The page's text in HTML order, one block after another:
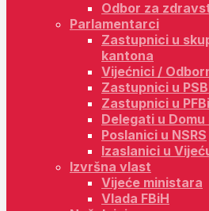
Odbor za
Parlamentarci
Zastupnici u
kantona
Vijećnici /
Zastupnici u
Zastupnici u
Delegati u Domu
Poslanici u NSRS
Izaslanici u
Izvršna vlast
Vijeće ministara
Vlada FBiH